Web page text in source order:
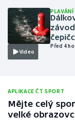
Olympijské hry
Parasport
Plavání
Ragby
Video
PLAVÁNÍ
Před 4
APLIKACE ČT SPORT
Mějte celý
velké